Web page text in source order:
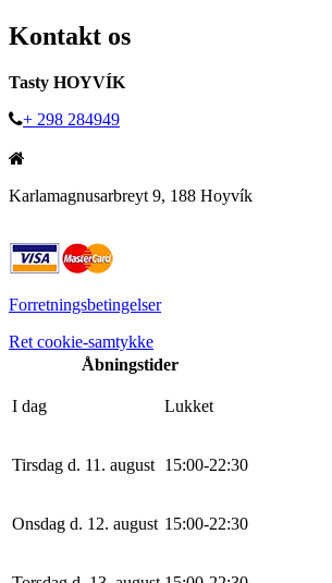
Kontakt os
Tasty HOYVÍK
+ 298 284949
Karlamagnusarbreyt 9, 188 Hoyvík
Forretningsbetingelser
Ret cookie-samtykke
Åbningstider
I dag Lukket
Tirsdag d. 11. august 15:00-22:30
Onsdag d. 12. august 15:00-22:30